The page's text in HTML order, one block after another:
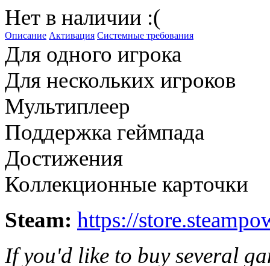
Нет в наличии :(
Описание Активация Системные требования
Для одного игрока
Для нескольких игроков
Мультиплеер
Поддержка геймпада
Достижения
Коллекционные карточки
Steam: https://
If you'd like to buy several